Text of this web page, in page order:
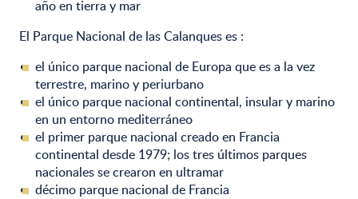
año en tierra y mar
El Parque Nacional de las Calanques es :
el único parque nacional de Europa que es a la vez
terrestre, marino y periurbano
el único parque nacional continental, insular y marino
en un entorno mediterráneo
el primer parque nacional creado en Francia
continental desde 1979; los tres últimos parques
nacionales se crearon en ultramar
décimo parque nacional de Francia